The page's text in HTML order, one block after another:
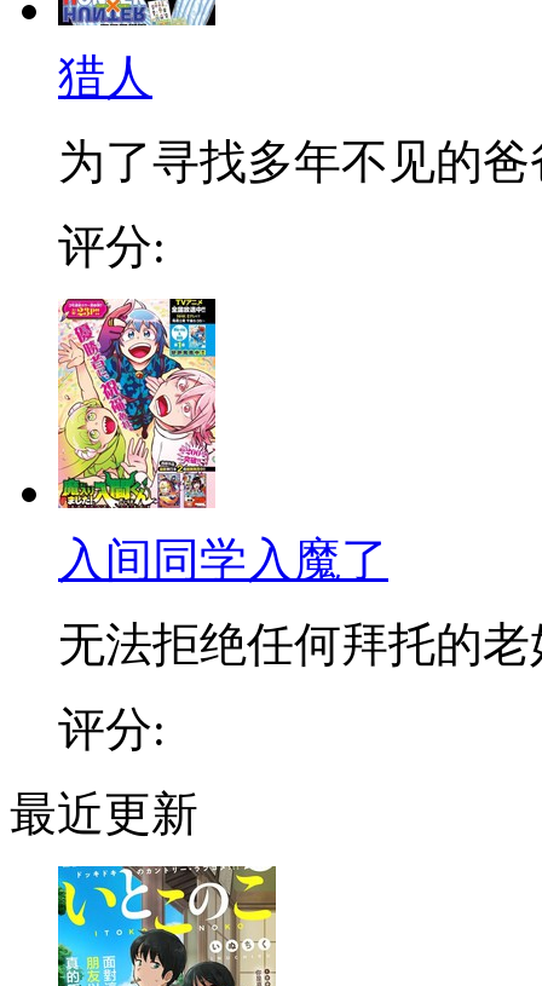
猎人
为了寻找多年不见的爸
评分:
入间同学入魔了
无法拒绝任何拜托的老
评分:
最近更新